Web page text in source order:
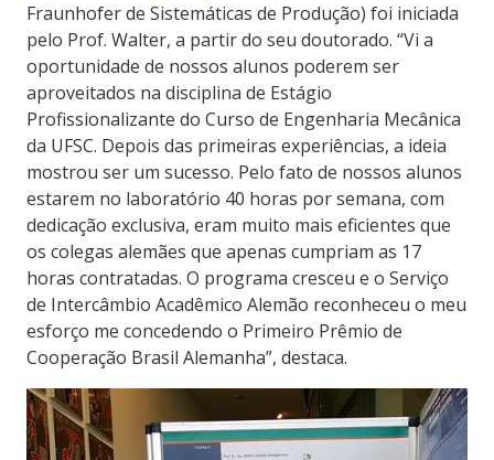
Fraunhofer de Sistemáticas de Produção) foi iniciada
pelo Prof. Walter, a partir do seu doutorado. “Vi a
oportunidade de nossos alunos poderem ser
aproveitados na disciplina de Estágio
Profissionalizante do Curso de Engenharia Mecânica
da UFSC. Depois das primeiras experiências, a ideia
mostrou ser um sucesso. Pelo fato de nossos alunos
estarem no laboratório 40 horas por semana, com
dedicação exclusiva, eram muito mais eficientes que
os colegas alemães que apenas cumpriam as 17
horas contratadas. O programa cresceu e o Serviço
de Intercâmbio Acadêmico Alemão reconheceu o meu
esforço me concedendo o Primeiro Prêmio de
Cooperação Brasil Alemanha”, destaca.